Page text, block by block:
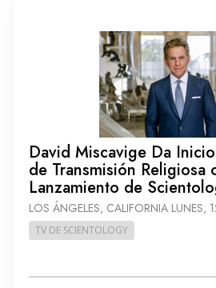
David Miscavige Da
de Transmisión Religiosa
Lanzamiento de
LOS ÁNGELES, CALIFORNIA LUNES,
TV DE SCIENTOLOGY